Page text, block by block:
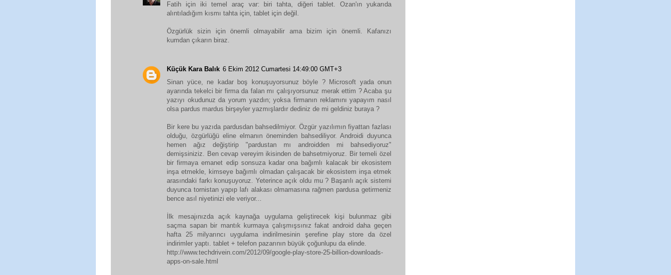
Fatih için iki temel araç var: biri tahta, diğeri tablet. Ozan'ın yukarıda
alıntıladığım kısmı tahta için, tablet için değil.
Özgürlük sizin için önemli olmayabilir ama bizim için önemli. Kafanızı
kumdan çıkarın biraz.
Küçük Kara Balık 6 Ekim 2012 Cumartesi 14:49:00 GMT+3
Sinan yüce, ne kadar boş konuşuyorsunuz böyle ? Microsoft yada onun
ayarında tekelci bir firma da falan mı çalışıyorsunuz merak ettim ? Acaba şu
yazıyı okudunuz da yorum yazdın; yoksa firmanın reklamını yapayım nasıl
olsa pardus mardus birşeyler yazmışlardır dediniz de mi geldiniz buraya ?
Bir kere bu yazıda pardusdan bahsedilmiyor. Özgür yazılımın fiyattan fazlası
olduğu, özgürlüğü eline elmanın öneminden bahsediliyor. Androidi duyunca
hemen ağız değiştirip "pardustan mı androidden mi bahsediyoruz"
demişsiniziz. Ben cevap vereyim ikisinden de bahsetmiyoruz. Bir temeli özel
bir firmaya emanet edip sonsuza kadar ona bağımlı kalacak bir ekosistem
inşa etmekle, kimseye bağımlı olmadan çalışacak bir ekosistem inşa etmek
arasındaki farkı konuşuyoruz. Yeterince açık oldu mu ? Başarılı açık sistemi
duyunca tornistan yapıp lafı alakası olmamasına rağmen pardusa getirmeniz
bence asıl niyetinizi ele veriyor...
İlk mesajınızda açık kaynağa uygulama geliştirecek kişi bulunmaz gibi
saçma sapan bir mantık kurmaya çalışmışsınız fakat android daha geçen
hafta 25 milyarıncı uygulama indirilmesinin şerefine play store da özel
indirimler yaptı. tablet + telefon pazarının büyük çoğunlupu da elinde.
http://www.techdrivein.com/2012/09/google-play-store-25-billion-downloads-
apps-on-sale.html